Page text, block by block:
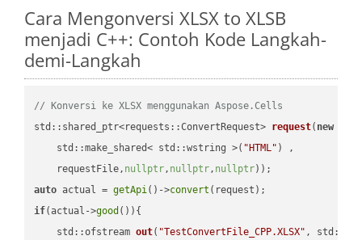
Cara Mengonversi XLSX to XLSB
menjadi C++: Contoh Kode Langkah-
demi-Langkah
// Konversi ke XLSX menggunakan Aspose.Cells
std::shared_ptr<requests::ConvertRequest> request( new
    std::make_shared< std::wstring >(
"HTML" ) ,
    requestFile,
nullptr, nullptr, nullptr))
auto actual = getApi()->convert
if(actual->good ()){
std::ofstream out( "TestConvertFile_CPP.XLSX" ,